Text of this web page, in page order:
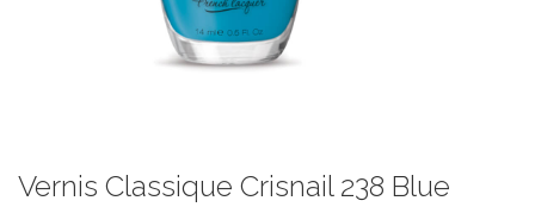
Vernis Classique Crisnail 238 Blue